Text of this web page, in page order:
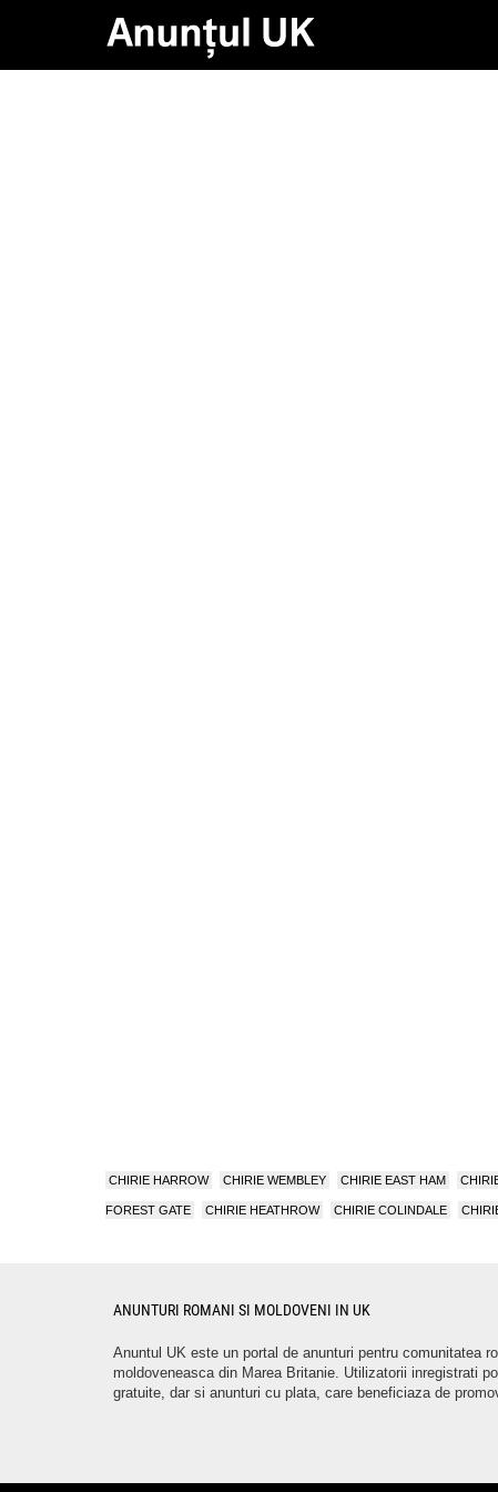
CHIRIE HARROW CHIRIE WEMBLEY CHIRIE EAST HAM
FOREST GATE CHIRIE HEATHROW CHIRIE COLINDALE
ANUNTURI ROMANI SI MOLDOVENI IN UK
Anuntul UK este un portal de anunturi pentru comunitatea
moldoveneasca din Marea Britanie. Utilizatorii inregistrati
gratuite, dar si anunturi cu plata, care beneficiaza de